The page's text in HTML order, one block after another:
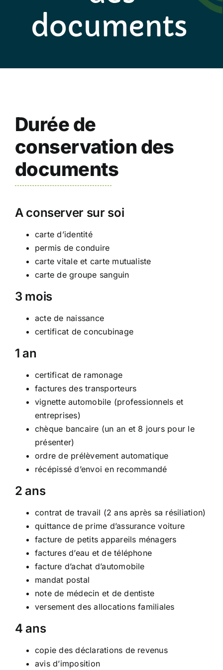
documents
Durée de
conservation des
documents
A conserver sur soi
carte d’identité
permis de conduire
carte vitale et carte mutualiste
carte de groupe sanguin
3 mois
acte de naissance
certificat de concubinage
1 an
certificat de ramonage
factures des transporteurs
vignette automobile (professionnels et
entreprises)
chèque bancaire (un an et 8 jours pour le
présenter)
ordre de prélèvement automatique
récépissé d’envoi en recommandé
2 ans
contrat de travail (2 ans après sa résiliation)
quittance de prime d’assurance voiture
facture de petits appareils ménagers
factures d’eau et de téléphone
facture d’achat d’automobile
mandat postal
note de médecin et de dentiste
versement des allocations familiales
4 ans
copie des déclarations de revenus
avis d’imposition